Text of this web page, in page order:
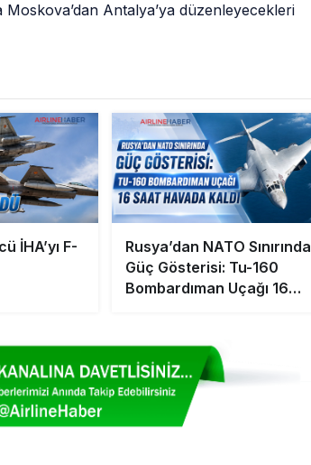
Antalya’ya düzenleyecekleri
İHA’yı F-
Rusya’dan NATO Sınırında
Güç Gösterisi: Tu-160
Bombardıman Uçağı 16